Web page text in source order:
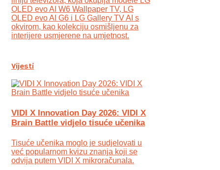
OLED evo AI W6 Wallpaper TV, LG
OLED evo AI G6 i LG Gallery TV AI s
okvirom, kao kolekciju osmišljenu za
interijere usmjerene na umjetnost.
Vijesti
VIDI X Innovation Day 2026: VIDI X
Brain Battle vidjelo tisuće učenika
Tisuće učenika moglo je sudjelovati u
već popularnom kvizu znanja koji se
odvija putem VIDI X mikroračunala.